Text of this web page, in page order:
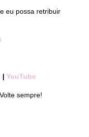
eu possa retribuir
| YouTube
sempre!